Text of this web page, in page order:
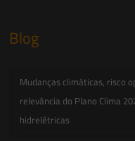
Blog
Mudanças climáticas, risco
relevância do Plano Clima
hidrelétricas